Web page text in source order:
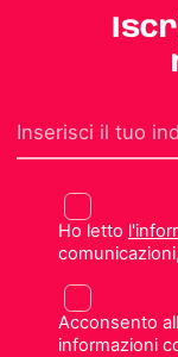
Ho letto
Acconsento
informazioni